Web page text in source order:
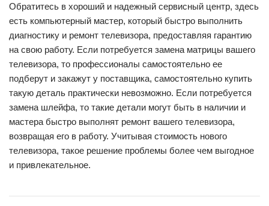
Обратитесь в хороший и надежный сервисный центр, здесь
есть компьютерный мастер, который быстро выполнить
диагностику и ремонт телевизора, предоставляя гарантию
на свою работу. Если потребуется замена матрицы вашего
телевизора, то профессионалы самостоятельно ее
подберут и закажут у поставщика, самостоятельно купить
такую деталь практически невозможно. Если потребуется
замена шлейфа, то такие детали могут быть в наличии и
мастера быстро выполнят ремонт вашего телевизора,
возвращая его в работу. Учитывая стоимость нового
телевизора, такое решение проблемы более чем выгодное
и привлекательное.